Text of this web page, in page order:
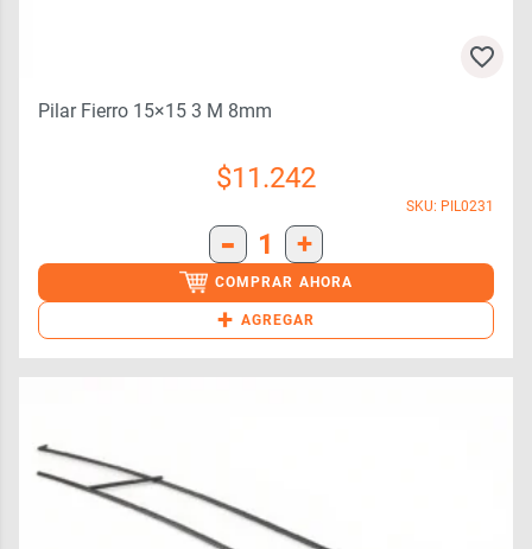
Pilar Fierro 15×15 3 M 8mm
$11.242
SKU: PIL0231
- 1 +
COMPRAR AHORA
+ AGREGAR